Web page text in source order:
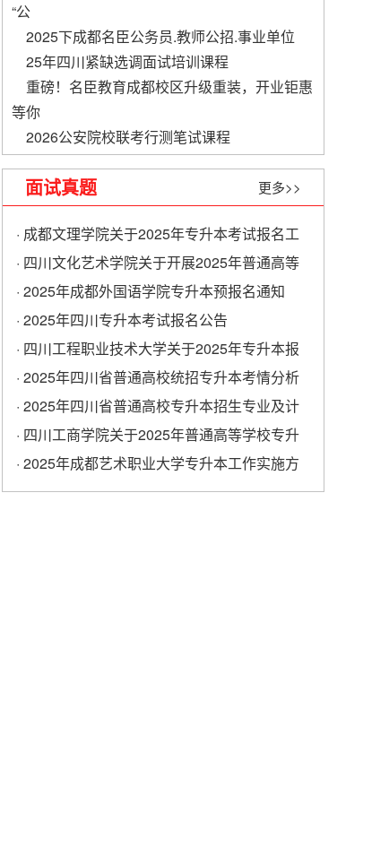
“公
2025下成都名臣公务员.教师公招.事业单位
​25年四川紧缺选调面试培训课程
重磅！名臣教育成都校区升级重装，开业钜惠
等你
2026公安院校联考行测笔试课程
面试真题 更多>>
· 成都文理学院关于2025年专升本考试报名工
作的通知
· 四川文化艺术学院关于开展2025年普通高等
学校专升本考试报名工作的通知
· 2025年成都外国语学院专升本预报名通知
· 2025年四川专升本考试报名公告
· 四川工程职业技术大学关于2025年专升本报
名的通知
· 2025年四川省普通高校统招专升本考情分析
· 2025年四川省普通高校专升本招生专业及计
划
· ​四川工商学院关于2025年普通高等学校专升
本考试报名工作的通知
· 2025年成都艺术职业大学专升本工作实施方
案